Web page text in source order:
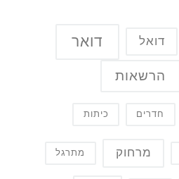
דואל דואר
הרשאות
חדרים כיתות
מרחוק מתרגל